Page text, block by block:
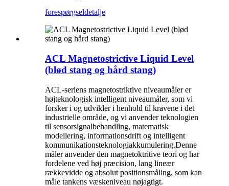
forespørgseldetalje
ACL Magnetostrictive Liquid Level
(blød stang og hård stang)
ACL-seriens magnetostriktive niveaumåler er
højteknologisk intelligent niveaumåler, som vi
forsker i og udvikler i henhold til kravene i det
industrielle område, og vi anvender teknologien
til sensorsignalbehandling, matematisk
modellering, informationsdrift og intelligent
kommunikationsteknologiakkumulering.Denne
måler anvender den magnetoktritive teori og har
fordelene ved høj præcision, lang lineær
rækkevidde og absolut positionsmåling, som kan
måle tankens væskeniveau nøjagtigt.